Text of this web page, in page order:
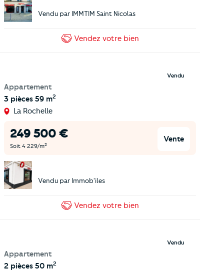
Vendu par IMMTIM Saint Nicolas
Vendez votre bien
Appartement
3 pièces 59 m2
Vendu
La Rochelle
249 500 €
Soit 4 229/m2
Vente
Vendu par Immob'iles
Vendez votre bien
Appartement
2 pièces 50 m2
Vendu